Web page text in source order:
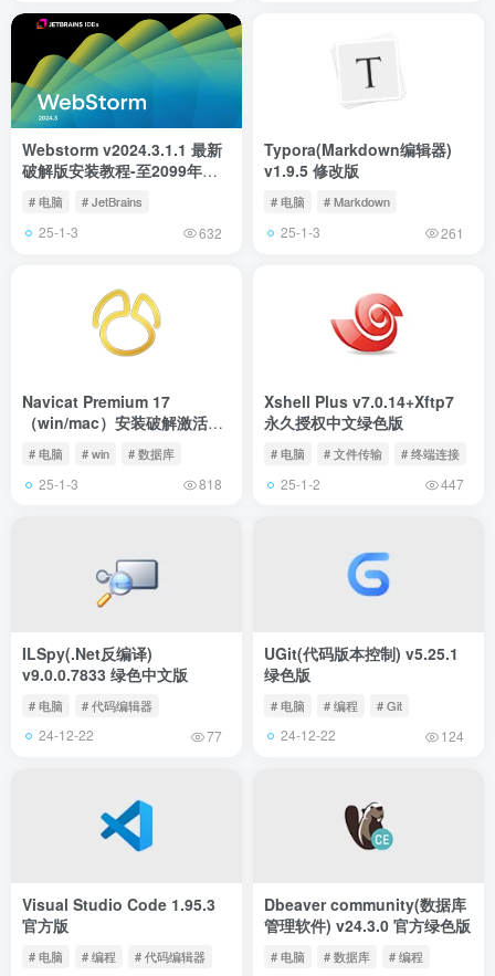
Webstorm v2024.3.1.1 最新
破解版安装教程-至2099年
（适用JetBrains 全家桶）
# 电脑 # JetBrains
25-1-3 632
Typora(Markdown编辑器)
v1.9.5 修改版
# 电脑 # Markdown
25-1-3 261
Navicat Premium 17
（win/mac）安装破解激活图
文教程
# 电脑 # win # 数据库
25-1-3 818
Xshell Plus v7.0.14+Xftp7
永久授权中文绿色版
# 电脑 # 文件传输 # 终端连接
25-1-2 447
ILSpy(.Net反编译)
v9.0.0.7833 绿色中文版
# 电脑 # 代码编辑器
24-12-22 77
UGit(代码版本控制) v5.25.1
绿色版
# 电脑 # 编程 # Git
24-12-22 124
Visual Studio Code 1.95.3
官方版
# 电脑 # 编程 # 代码编辑器
Dbeaver community(数据库
管理软件) v24.3.0 官方绿色版
# 电脑 # 数据库 # 编程